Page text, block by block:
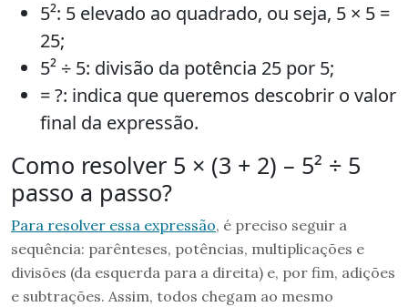
5²: 5 elevado ao quadrado, ou seja, 5 × 5 =
25;
5² ÷ 5: divisão da potência 25 por 5;
= ?: indica que queremos descobrir o valor
final da expressão.
Como resolver 5 × (3 + 2) – 5² ÷ 5
passo a passo?
Para resolver essa expressão, é preciso seguir a
sequência: parênteses, potências, multiplicações e
divisões (da esquerda para a direita) e, por fim, adições
e subtrações. Assim, todos chegam ao mesmo